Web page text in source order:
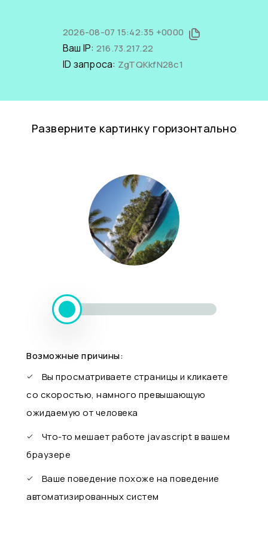
2026-08-07 15:42:35 +0000
Ваш IP: 216.73.217.22
ID запроса: ZgTQKkfN28c1
Разверните картинку горизонтально
Возможные причины:
Вы просматриваете страницы и кликаете
со скоростью, намного превышающую
ожидаемую от человека
Что-то мешает работе javascript в вашем
браузере
Ваше поведение похоже на поведение
автоматизированных систем